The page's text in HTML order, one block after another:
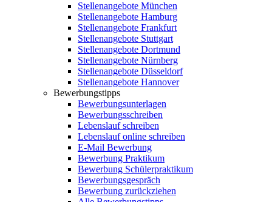
Stellenangebote München
Stellenangebote Hamburg
Stellenangebote Frankfurt
Stellenangebote Stuttgart
Stellenangebote Dortmund
Stellenangebote Nürnberg
Stellenangebote Düsseldorf
Stellenangebote Hannover
Bewerbungstipps
Bewerbungsunterlagen
Bewerbungsschreiben
Lebenslauf schreiben
Lebenslauf online schreiben
E-Mail Bewerbung
Bewerbung Praktikum
Bewerbung Schülerpraktikum
Bewerbungsgespräch
Bewerbung zurückziehen